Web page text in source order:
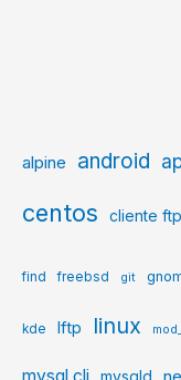
alpine android
centos cliente ftp
find freebsd git
kde lftp linux
mysql cli mysqld